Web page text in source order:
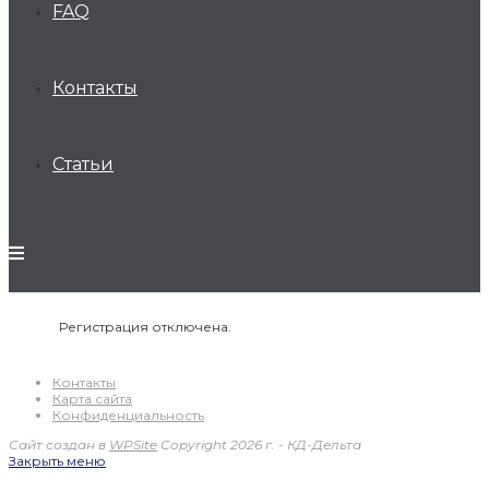
FAQ
Контакты
Статьи
Регистрация отключена.
Контакты
Карта сайта
Конфиденциальность
Сайт создан в WPSite Copyright 2026 г. - КД-Дельта
Закрыть меню